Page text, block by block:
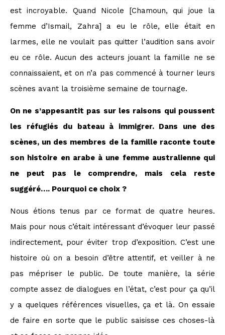
est incroyable. Quand Nicole [Chamoun, qui joue la
femme d’Ismail, Zahra] a eu le rôle, elle était en
larmes, elle ne voulait pas quitter l’audition sans avoir
eu ce rôle. Aucun des acteurs jouant la famille ne se
connaissaient, et on n’a pas commencé à tourner leurs
scènes avant la troisième semaine de tournage.
On ne s’appesantit pas sur les raisons qui poussent
les réfugiés du bateau à immigrer. Dans une des
scènes, un des membres de la famille raconte toute
son histoire en arabe à une femme australienne qui
ne peut pas le comprendre, mais cela reste
suggéré…. Pourquoi ce choix ?
Nous étions tenus par ce format de quatre heures.
Mais pour nous c’était intéressant d’évoquer leur passé
indirectement, pour éviter trop d’exposition. C’est une
histoire où on a besoin d’être attentif, et veiller à ne
pas mépriser le public. De toute manière, la série
compte assez de dialogues en l’état, c’est pour ça qu’il
y a quelques références visuelles, ça et là. On essaie
de faire en sorte que le public saisisse ces choses-là